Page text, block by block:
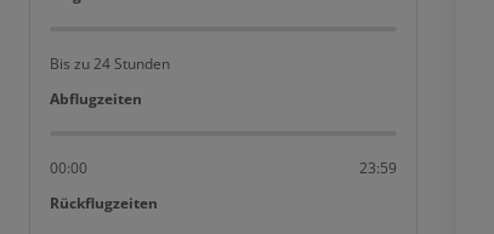
Bis zu 24 Stunden
Abflugzeiten
Abflugzeiten
00:00 23:59
Rückflugzeiten
Rückflugzeiten